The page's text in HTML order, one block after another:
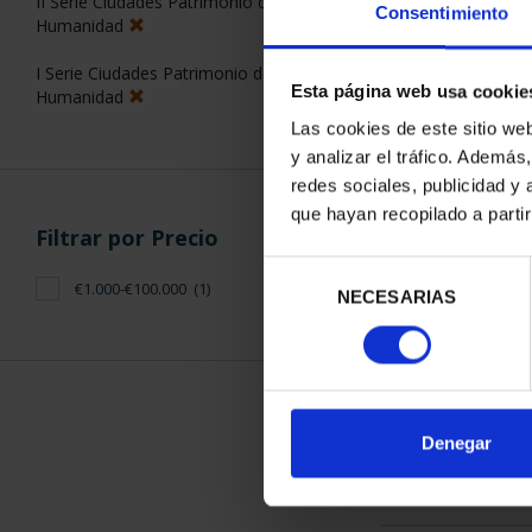
Consentimiento
Esta página web usa
Las cookies de este sitio
y analizar el tráfico.
redes sociales, publicidad y
que hayan recopilado a
consentimiento
NECESARIAS
Denegar
Humanidad
I Serie Ciudades Patrimonio de la
Humanidad
Filtrar por Precio
€1.000-€100.000 (1)
CIUDADES
LA
ORDENAR POR: